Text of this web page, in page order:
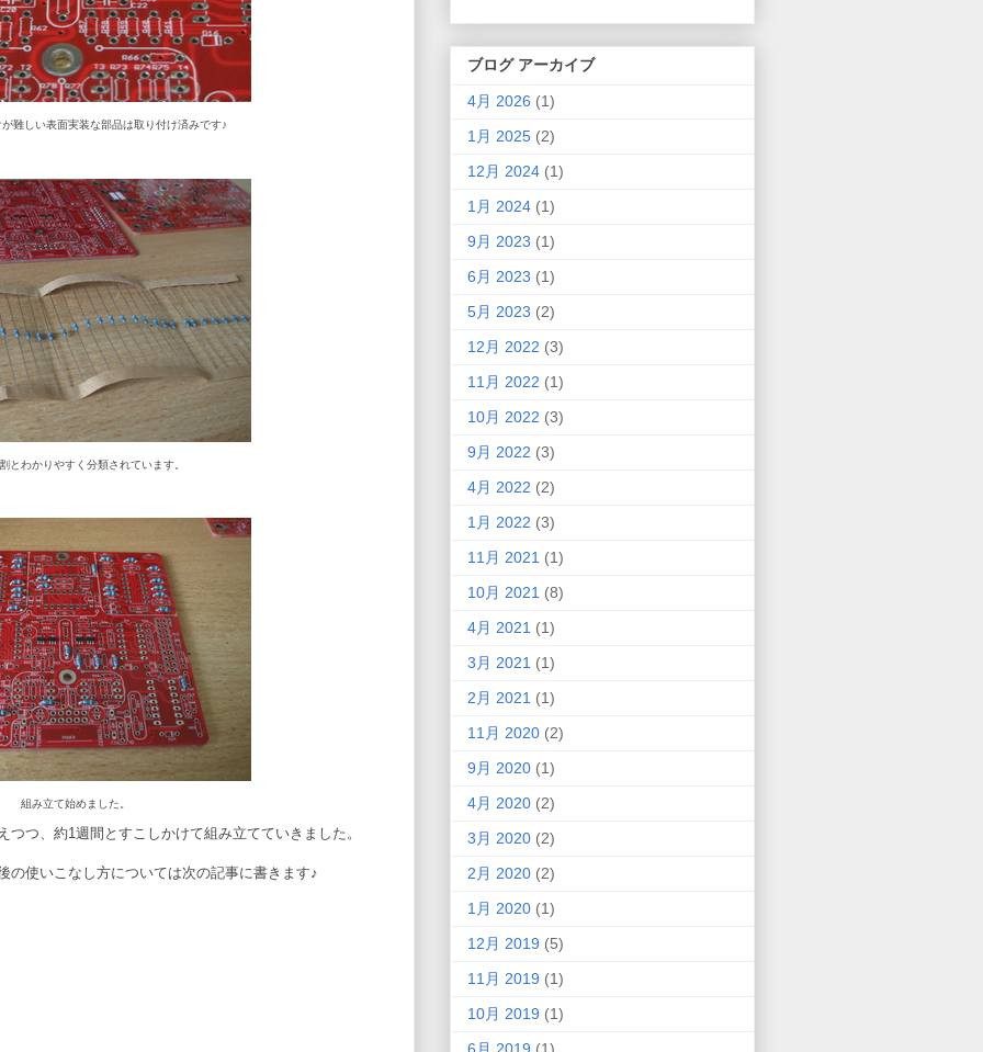
難しい表面実装な部品は取り付け済みです♪
とわかりやすく分類されています。
組み立て始めました。
つ、約1週間とすこしかけて組み立てていきました。
の使いこなし方については次の記事に書きます♪
ブログ アーカイブ
4月 2026 (1)
1月 2025 (2)
12月 2024 (1)
1月 2024 (1)
9月 2023 (1)
6月 2023 (1)
5月 2023 (2)
12月 2022 (3)
11月 2022 (1)
10月 2022 (3)
9月 2022 (3)
4月 2022 (2)
1月 2022 (3)
11月 2021 (1)
10月 2021 (8)
4月 2021 (1)
3月 2021 (1)
2月 2021 (1)
11月 2020 (2)
9月 2020 (1)
4月 2020 (2)
3月 2020 (2)
2月 2020 (2)
1月 2020 (1)
12月 2019 (5)
11月 2019 (1)
10月 2019 (1)